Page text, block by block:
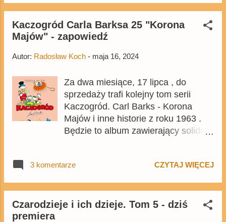
goszczą w Gigantach . Tom będzie
kopią czerwcowego wydania
niemieckiego Lustiges Taschenbuch
Kaczogród Carla Barksa 25 "Korona
Majów" - zapowiedź
Autor: Radosław Koch - maja 16, 2024
Za dwa miesiące, 17 lipca , do
sprzedaży trafi kolejny tom serii
Kaczogród. Carl Barks - Korona
Majów i inne historie z roku 1963 .
Będzie to album zawierający solidną
czytelnika okresu z kariery Barksa.
wyniesie 89,99 zł i już go można
kupić w przedsprzedaży na
3 komentarze CZYTAJ WIĘCEJ
Czarodzieje i ich dzieje. Tom 5 - dziś
premiera